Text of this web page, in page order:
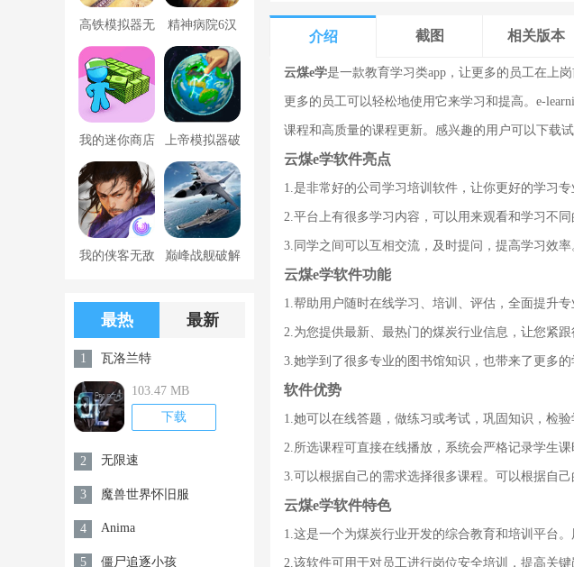
高铁模拟器无
限金币版
精神病院6汉
化版下载
我的迷你商店
破解版无限金
币版下载中文
上帝模拟器破
解版全解锁无
广告
我的侠客无敌 巅峰战舰破解
限钻石
最热 最新
1 瓦洛兰特
103.47 MB
下载
2 无限速
3 魔兽世界怀旧服
4 Anima
5 僵尸追逐小孩
介绍 截图 相关版本
云煤e学是一款教育学习类app，让更多的员工在上
更多的员工可以轻松地使用它来学习和提高。e-
课程和高质量的课程更新。感兴趣的用户可以下载试
云煤e学软件亮点
1.是非常好的公司学习培训软件，让你更好的学习专
2.平台上有很多学习内容，可以用来观看和学习不同
3.同学之间可以互相交流，及时提问，提高学习效率
云煤e学软件功能
1.帮助用户随时在线学习、培训、评估，全面提升专
2.为您提供最新、最热门的煤炭行业信息，让您紧跟
3.她学到了很多专业的图书馆知识，也带来了更多的
软件优势
1.她可以在线答题，做练习或考试，巩固知识，检验
2.所选课程可直接在线播放，系统会严格记录学生课
3.可以根据自己的需求选择很多课程。可以根据自
云煤e学软件特色
1.这是一个为煤炭行业开发的综合教育和培训平台
2.该软件可用于对员工进行岗位安全培训，提高关键